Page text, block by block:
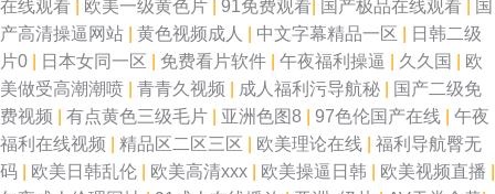
在线观看
欧美一级黄色片 91免费观看 国产极品在线观看
国
产高清操逼网站
黄色视频成人 中文字幕精品一区
日韩二级
片0
日本女同一区 免费看片软件 午夜福利操逼 久久国
欧
美做受高潮潮喷
青青久视频 成人福利污导航秘
国产二级免
费视频
有点黄色三级毛片 亚洲色图8 97色伦国产在线
午夜
福利在线视频
精品区二区三区 欧美理论在线
福利导航臀无
码
欧美日韩乱伦 欧美高清xxx 欧美操逼日韩 欧美视频直播